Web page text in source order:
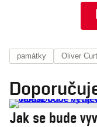
památky Oliver
Jak se bude